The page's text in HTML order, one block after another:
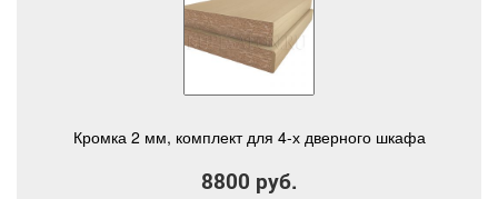
Кромка 2 мм, комплект для 4-х дверного шкафа
8800 руб.